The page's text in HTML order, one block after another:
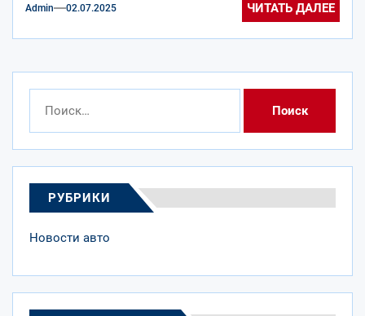
Admin 02.07.2025 ЧИТАТЬ ДАЛЕЕ
РУБРИКИ
Новости авто